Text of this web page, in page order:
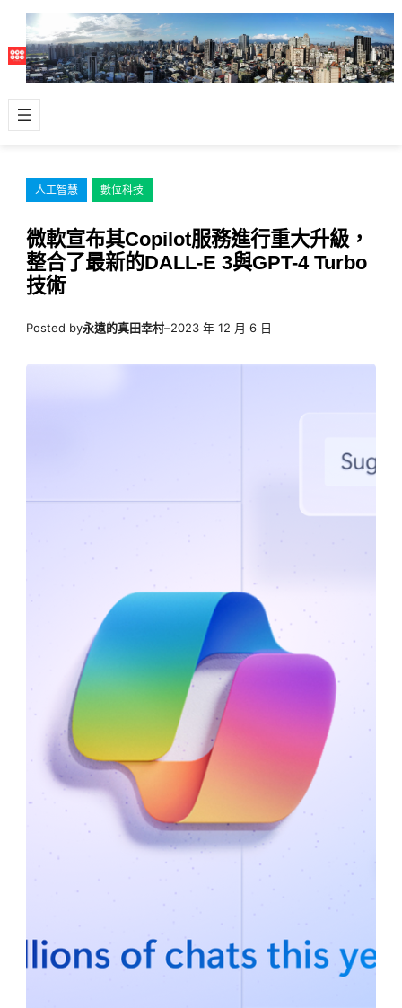
主
容
人工智慧 數位科技
微軟宣布其Copilot服務進行重大升級，
整合了最新的DALL-E 3與GPT-4 Turbo
技術
Posted by永遠的真田幸村–2023 年 12 月 6 日